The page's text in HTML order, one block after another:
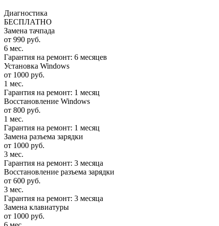
Диагностика
БЕСПЛАТНО
Замена тачпада
от 990 руб.
6 мес.
Гарантия на ремонт: 6 месяцев
Установка Windows
от 1000 руб.
1 мес.
Гарантия на ремонт: 1 месяц
Восстановление Windows
от 800 руб.
1 мес.
Гарантия на ремонт: 1 месяц
Замена разъема зарядки
от 1000 руб.
3 мес.
Гарантия на ремонт: 3 месяца
Восстановление разъема зарядки
от 600 руб.
3 мес.
Гарантия на ремонт: 3 месяца
Замена клавиатуры
от 1000 руб.